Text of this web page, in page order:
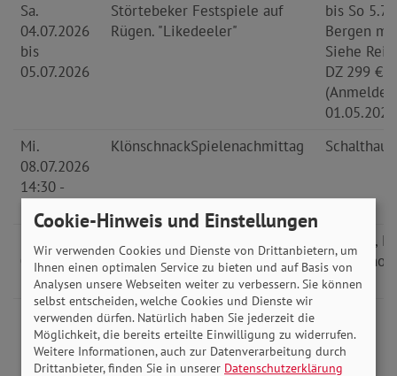
Sa.
04.07.2026
bis
05.07.2026
Störtebeker Festspiele auf
Rügen. "Likedeeler"
bis So
Bergen
Siehe
DZ 299 €
Mi.
08.07.2026
14:30 -
KlönschnackSpielenachmittag
09.07.2026
17:00 Uhr
im SAM,
Mi.
22.07.2026
14:00 -
Fahrradtour 20 - 25 km
Cookie-Hinweis und Einstellungen
Wir verwenden Cookies und Dienste von Drittanbietern, um
Ihnen einen optimalen Service zu bieten und auf Basis von
Analysen unsere Webseiten weiter zu verbessern. Sie können
selbst entscheiden, welche Cookies und Dienste wir
verwenden dürfen. Natürlich haben Sie jederzeit die
Möglichkeit, die bereits erteilte Einwilligung zu widerrufen.
Weitere Informationen, auch zur Datenverarbeitung durch
Drittanbieter, finden Sie in unserer Datenschutzerklärung